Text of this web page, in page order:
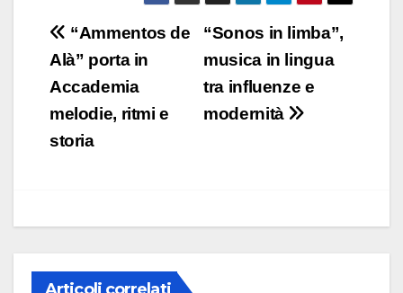
Navigazione
articoli
“Sonos in limba”,
musica in lingua
tra influenze e
modernità
“Ammentos de
Alà” porta in
Accademia
melodie, ritmi e
storia